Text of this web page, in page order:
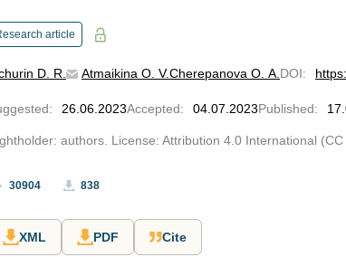
article
D. R. Atmaikina O. V.Cherepanova O. A. DOI:
: 26.06.2023Accepted: 04.07.2023Published:
authors. License: Attribution 4.0 International (CC
30904 838
XML PDF Cite